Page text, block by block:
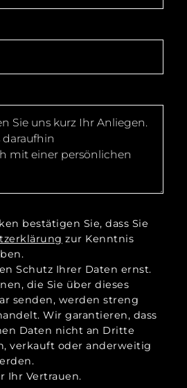
bestätigen Sie, dass Sie
zur Kenntnis
Schutz Ihrer Daten ernst.
die Sie über dieses
senden, werden streng
Wir garantieren, dass
Daten nicht an Dritte
verkauft oder anderweitig
Ihr Vertrauen.